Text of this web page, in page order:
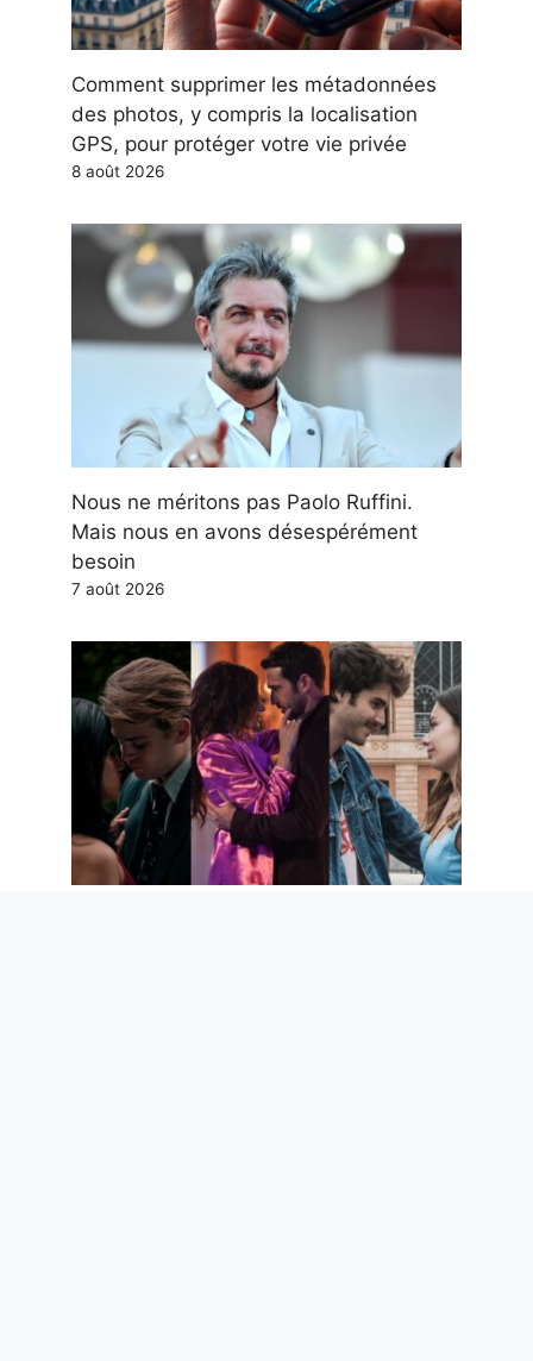
Comment supprimer les métadonnées
des photos, y compris la localisation
GPS, pour protéger votre vie privée
8 août 2026
Nous ne méritons pas Paolo Ruffini.
Mais nous en avons désespérément
besoin
7 août 2026